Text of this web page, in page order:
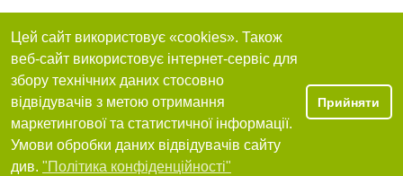
Цей сайт використовує «cookies». Також
веб-сайт використовує інтернет-сервіс для
збору технічних даних стосовно
відвідувачів з метою отримання
маркетингової та статистичної інформації.
Умови обробки даних відвідувачів сайту
див. "Політика конфіденційності"
Прийняти